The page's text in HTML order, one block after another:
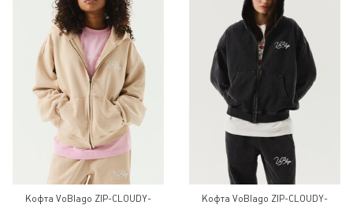
Кофта VoBlago ZIP-CLOUDY-
Кофта VoBlago ZIP-CLOUDY-